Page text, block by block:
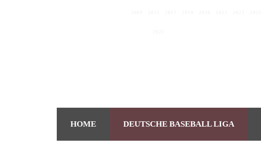
HOME DEUTSCHE BASEBALL LIGA